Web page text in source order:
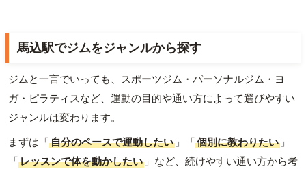
馬込駅でジムをジャンルから探す
ジムと一言でいっても、スポーツジム・パーソナルジム・ヨ
ガ・ピラティスなど、運動の目的や通い方によって選びやすい
ジャンルは変わります。
まずは「自分のペースで運動したい 」「個別に教わりたい 」
「レッスンで体を動かしたい 」など、続けやすい通い方から考